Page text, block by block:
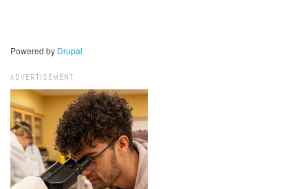
Powered by Drupal
ADVERTISEMENT